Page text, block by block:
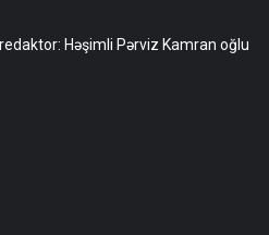
Həşimli Pərviz Kamran oğlu